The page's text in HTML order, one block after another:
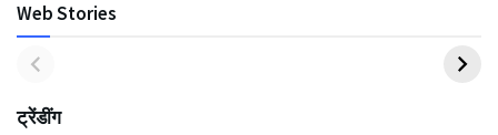
Web Stories
ट्रेंडींग